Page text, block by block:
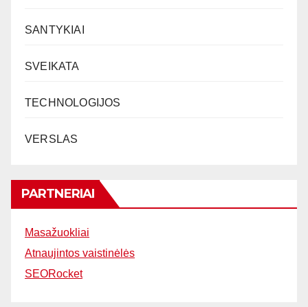
SANTYKIAI
SVEIKATA
TECHNOLOGIJOS
VERSLAS
PARTNERIAI
Masažuokliai
Atnaujintos vaistinėlės
SEORocket